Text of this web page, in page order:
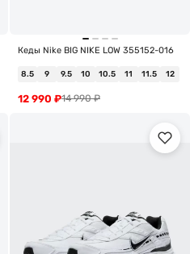
Кеды Nike BIG NIKE LOW 355152-016
8.5 9 9.5 10 10.5 11 11.5 12
14 990₽
12 990 ₽